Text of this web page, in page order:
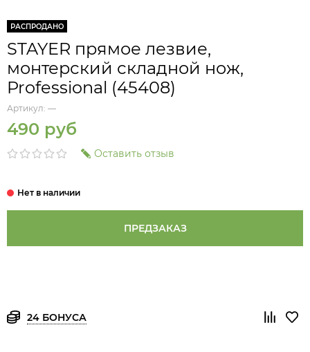
РАСПРОДАНО
STAYER прямое лезвие,
монтерский складной нож,
Professional (45408)
Артикул: —
490 руб
Оставить отзыв
ПРЕДЗАКАЗ
24 БОНУСА